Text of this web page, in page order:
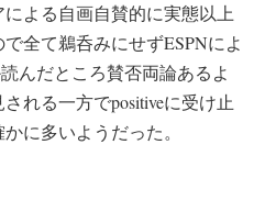
よる自画自賛的に実態以上
全て鵜呑みにせずESPNによ
んだところ賛否両論あるよ
れる一方でpositiveに受け止
に多いようだった。